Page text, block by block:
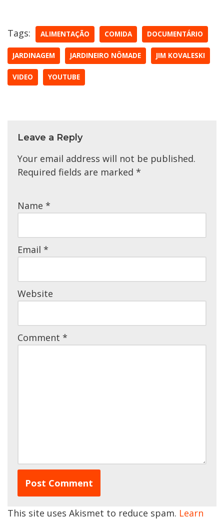
Tags: ALIMENTAÇÃO COMIDA DOCUMENTÁRIO
JARDINAGEM JARDINEIRO NÔMADE JIM KOVALESKI
VIDEO YOUTUBE
Leave a Reply
Your email address will not be published.
Required fields are marked *
Name *
Email *
Website
Comment *
This site uses Akismet to reduce spam. Learn